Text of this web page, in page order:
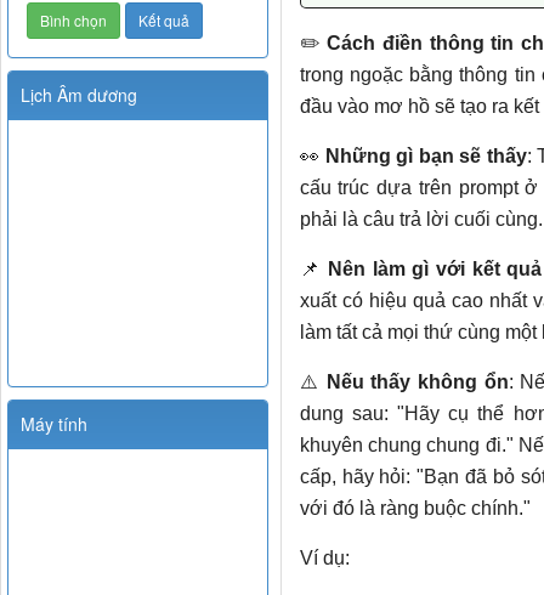
✏️ ​​Cách điền thông tin
trong ngoặc bằng thông
đầu vào mơ hồ sẽ tạo ra
👀 Những gì bạn sẽ thấy:
cấu trúc dựa trên prompt
phải là câu trả lời cuối cùng.
📌
Nên làm gì với kết
xuất có hiệu quả cao nhất
làm tất cả mọi thứ cùng một
⚠️ Nếu thấy không ổn:
dung sau: "Hãy cụ thể
khuyên chung chung đi."
cấp, hãy hỏi: "Bạn đã bỏ
với đó là ràng buộc chính."
Ví dụ:
Lịch Âm dương
Máy tính